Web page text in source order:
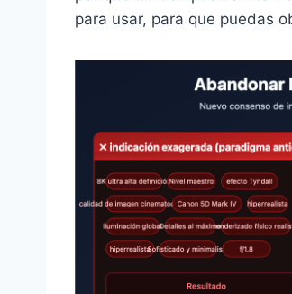
para usar, para que puedas